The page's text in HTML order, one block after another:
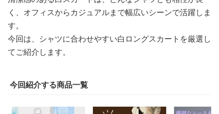
く、オフィスからカジュアルまで幅広いシーンで活躍しま
す。
今回は、シャツに合わせやすい白ロングスカートを厳選し
てご紹介します。
今回紹介する商品一覧